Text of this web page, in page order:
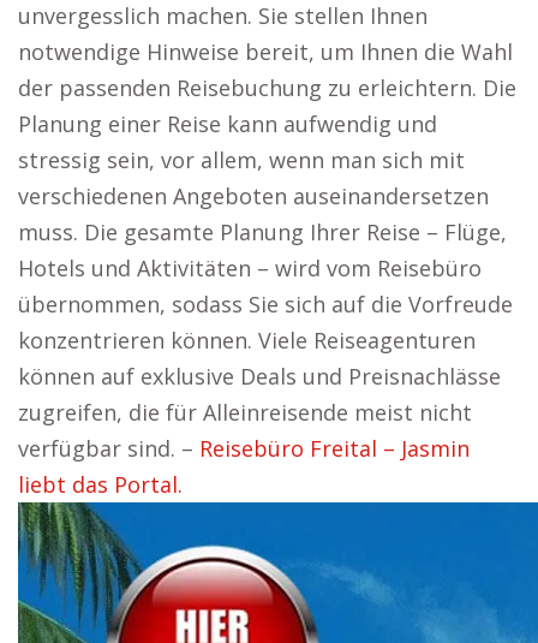
unvergesslich machen. Sie stellen Ihnen
notwendige Hinweise bereit, um Ihnen die Wahl
der passenden Reisebuchung zu erleichtern. Die
Planung einer Reise kann aufwendig und
stressig sein, vor allem, wenn man sich mit
verschiedenen Angeboten auseinandersetzen
muss. Die gesamte Planung Ihrer Reise – Flüge,
Hotels und Aktivitäten – wird vom Reisebüro
übernommen, sodass Sie sich auf die Vorfreude
konzentrieren können. Viele Reiseagenturen
können auf exklusive Deals und Preisnachlässe
zugreifen, die für Alleinreisende meist nicht
verfügbar sind. – Reisebüro Freital – Jasmin
liebt das Portal.